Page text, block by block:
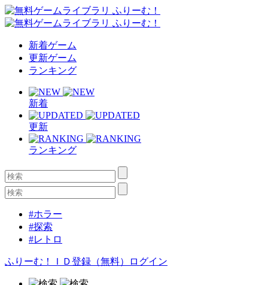
新着ゲーム
更新ゲーム
ランキング
新着
更新
ランキング
#ホラー
#探索
#レトロ
ふりーむ！ＩＤ登録（無料） ログイン